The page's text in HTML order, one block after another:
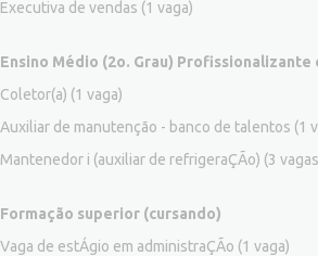
Executiva de vendas (1 vaga)
Ensino Médio (2o. Grau) Profissionalizante
Coletor(a) (1 vaga)
Auxiliar de manutenção - banco de talentos (1
Mantenedor i (auxiliar de refrigeraÇÃo) (3
Formação superior (cursando)
Vaga de estÁgio em administraÇÃo (1 vaga)